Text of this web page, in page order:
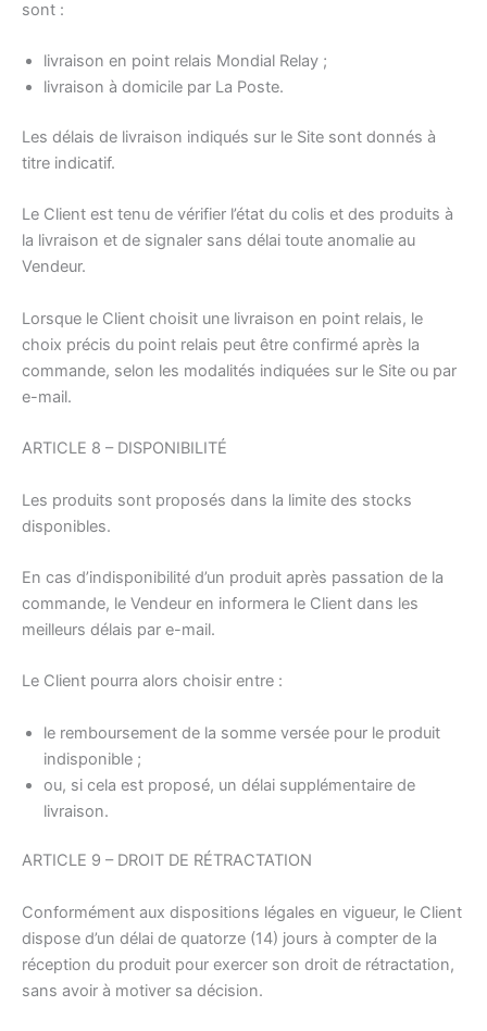
sont :
livraison en point relais Mondial Relay ;
livraison à domicile par La Poste.
Les délais de livraison indiqués sur le Site sont donnés à
titre indicatif.
Le Client est tenu de vérifier l’état du colis et des produits à
la livraison et de signaler sans délai toute anomalie au
Vendeur.
Lorsque le Client choisit une livraison en point relais, le
choix précis du point relais peut être confirmé après la
commande, selon les modalités indiquées sur le Site ou par
e-mail.
ARTICLE 8 – DISPONIBILITÉ
Les produits sont proposés dans la limite des stocks
disponibles.
En cas d’indisponibilité d’un produit après passation de la
commande, le Vendeur en informera le Client dans les
meilleurs délais par e-mail.
Le Client pourra alors choisir entre :
le remboursement de la somme versée pour le produit
indisponible ;
ou, si cela est proposé, un délai supplémentaire de
livraison.
ARTICLE 9 – DROIT DE RÉTRACTATION
Conformément aux dispositions légales en vigueur, le Client
dispose d’un délai de quatorze (14) jours à compter de la
réception du produit pour exercer son droit de rétractation,
sans avoir à motiver sa décision.